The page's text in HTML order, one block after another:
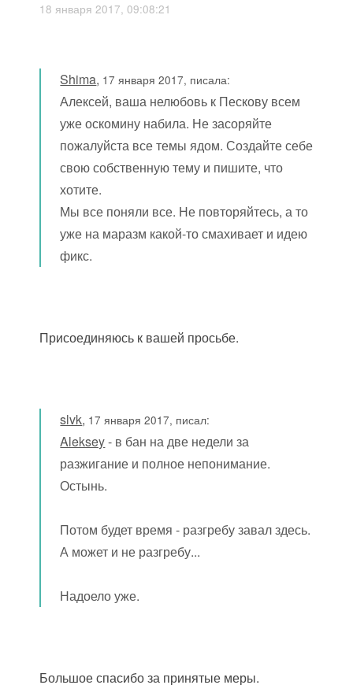
18 января 2017, 09:08:21
Shima, 17 января 2017, писала:
Алексей, ваша нелюбовь к Пескову всем
уже оскомину набила. Не засоряйте
пожалуйста все темы ядом. Создайте себе
свою собственную тему и пишите, что
хотите.
Мы все поняли все. Не повторяйтесь, а то
уже на маразм какой-то смахивает и идею
фикс.
Присоединяюсь к вашей просьбе.
slvk, 17 января 2017, писал:
Aleksey- в бан на две недели за
разжигание и полное непонимание.
Остынь.
Потом будет время - разгребу завал здесь.
А может и не разгребу...
Надоело уже.
Большое спасибо за принятые меры.